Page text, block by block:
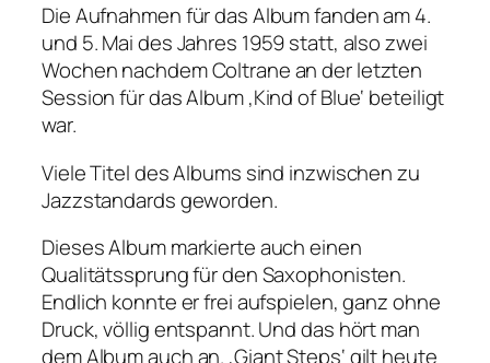
Die Aufnahmen für das Album fanden am 4.
und 5. Mai des Jahres 1959 statt, also zwei
Wochen nachdem Coltrane an der letzten
Session für das Album ‚Kind of Blue‘ beteiligt
war.
Viele Titel des Albums sind inzwischen zu
Jazzstandards geworden.
Dieses Album markierte auch einen
Qualitätssprung für den Saxophonisten.
Endlich konnte er frei aufspielen, ganz ohne
Druck, völlig entspannt. Und das hört man
dem Album auch an. ‚Giant Steps‘ gilt heute